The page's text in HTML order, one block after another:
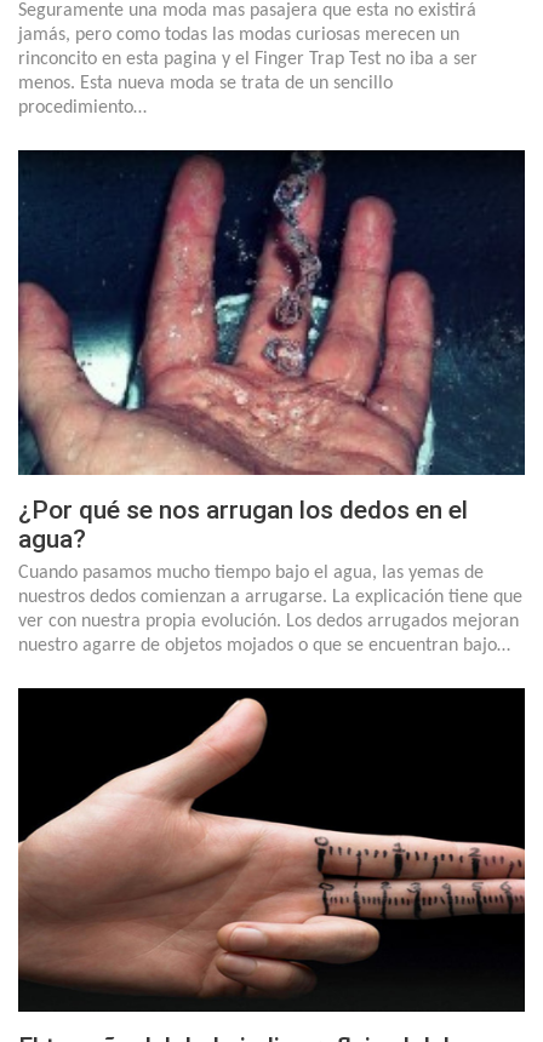
Seguramente una moda mas pasajera que esta no existirá
jamás, pero como todas las modas curiosas merecen un
rinconcito en esta pagina y el Finger Trap Test no iba a ser
menos. Esta nueva moda se trata de un sencillo
procedimiento…
¿Por qué se nos arrugan los dedos en el
agua?
Cuando pasamos mucho tiempo bajo el agua, las yemas de
nuestros dedos comienzan a arrugarse. La explicación tiene que
ver con nuestra propia evolución. Los dedos arrugados mejoran
nuestro agarre de objetos mojados o que se encuentran bajo…